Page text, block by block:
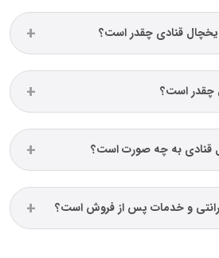
قنادی چقدر است؟
چقدر است؟
قنادی به چه صورت است؟
و خدمات پس از فروش است؟